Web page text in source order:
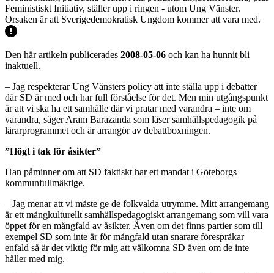
Feministiskt Initiativ, ställer upp i ringen - utom Ung Vänster.
Orsaken är att Sverigedemokratisk Ungdom kommer att vara med.
Den här artikeln publicerades 2008-05-06 och kan ha hunnit bli
inaktuell.
– Jag respekterar Ung Vänsters policy att inte ställa upp i debatter
där SD är med och har full förståelse för det. Men min utgångspunkt
är att vi ska ha ett samhälle där vi pratar med varandra – inte om
varandra, säger Aram Barazanda som läser samhällspedagogik på
lärarprogrammet och är arrangör av debattboxningen.
”Högt i tak för åsikter”
Han påminner om att SD faktiskt har ett mandat i Göteborgs
kommunfullmäktige.
– Jag menar att vi måste ge de folkvalda utrymme. Mitt arrangemang
är ett mångkulturellt samhällspedagogiskt arrangemang som vill vara
öppet för en mångfald av åsikter. Även om det finns partier som till
exempel SD som inte är för mångfald utan snarare förespråkar
enfald så är det viktig för mig att välkomna SD även om de inte
håller med mig.